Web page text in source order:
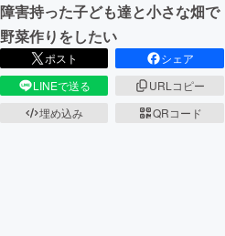
ビジネス・起業
まちづくり・地域活性化
障害持った子ども達と小さな畑で
野菜作りをしたい
ポスト
シェア
LINEで送る
URLコピー
埋め込み
QRコード